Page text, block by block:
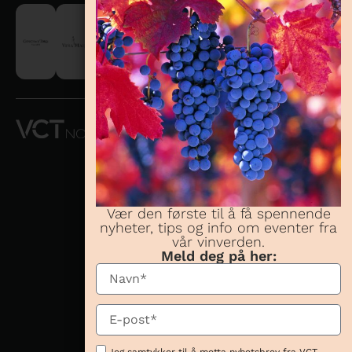
VCT NORWAY
AS OG
CONCHA Y
TORO
NORWAY AS
Telefon:23 08 38
70
Besøksadresse:
Karenslyst allé 16,
0278 Oslo
Postadresse:
Vær den første til å få spennende
nyheter, tips og info om eventer fra
vår vinverden.
Meld deg på her: